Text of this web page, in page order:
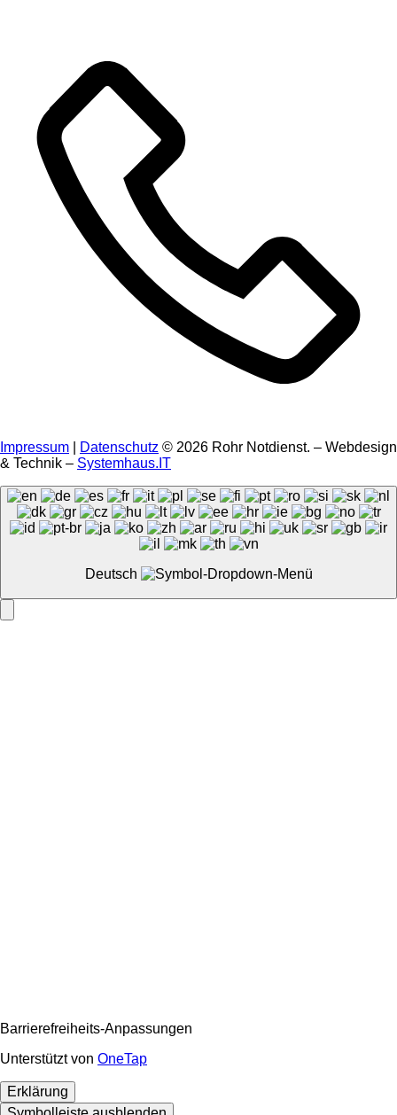
Impressum Datenschutz © 2026 Rohr Notdienst. – Webdesign
& Technik – Systemhaus.IT
Deutsch
Barrierefreiheits-Anpassungen
Unterstützt von OneTap
Erklärung